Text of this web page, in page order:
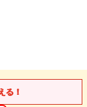
る！